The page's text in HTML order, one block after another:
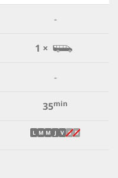
-
1 ×
-
35min
L M M J V S D